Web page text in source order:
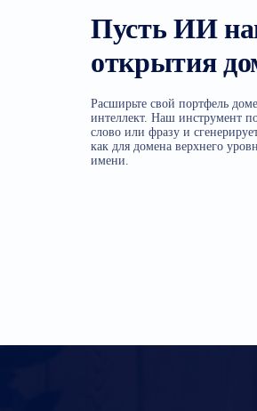
Пусть ИИ
открытия
Расширьте свой портфель
интеллект. Наш инструмент
слово или фразу и
как для домена верхнего
имени.